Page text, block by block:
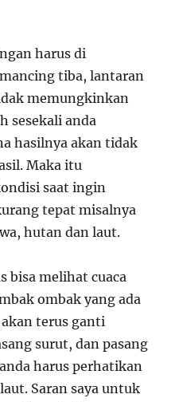
harus di
tiba, lantaran
memungkinkan
sesekali anda
hasilnya akan tidak
Maka itu
saat ingin
tepat misalnya
hutan dan laut.
bisa melihat cuaca
ombak yang ada
terus ganti
surut, dan pasang
harus perhatikan
Saran saya untuk